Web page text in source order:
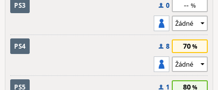
PS3 0 --
PS4 8 70
PS5 1 80